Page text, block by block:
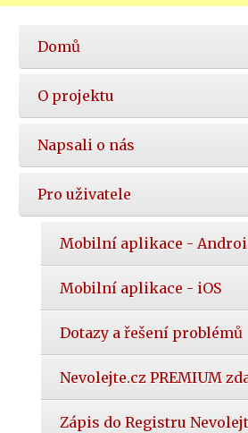
Hlavní
nabídka
Domů
O projektu
Napsali o nás
Pro uživatele
Mobilní aplikace -
Mobilní aplikace - iOS
Dotazy a řešení problémů
Nevolejte.cz PREMIUM
Zápis do Registru